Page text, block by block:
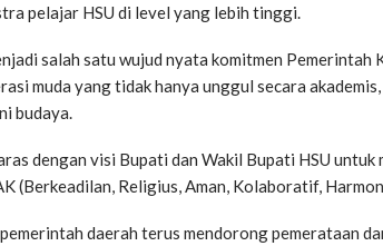
pelajar HSU di level yang lebih tinggi.
salah satu wujud nyata komitmen Pemerintah
muda yang tidak hanya unggul secara
budaya.
dengan visi Bupati dan Wakil Bupati HSU untuk
(Berkeadilan, Religius, Aman, Kolaboratif,
daerah terus mendorong pemerataan